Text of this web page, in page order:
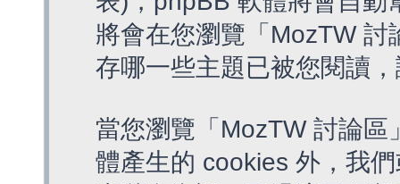
將會在您瀏覽「MozTW
存哪一些主題已被您閱讀
當您瀏覽「MozTW 討論
體產生的 cookies 外，我